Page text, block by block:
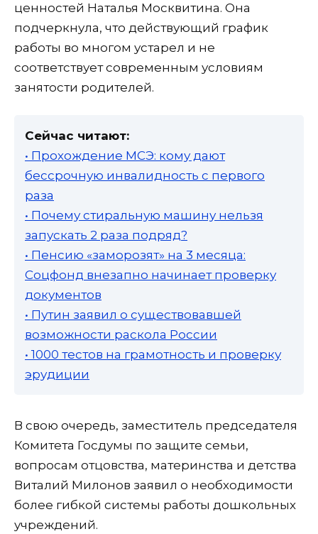
ценностей Наталья Москвитина. Она
подчеркнула, что действующий график
работы во многом устарел и не
соответствует современным условиям
занятости родителей.
Сейчас читают:
• Прохождение МСЭ: кому дают
бессрочную инвалидность с первого
раза
• Почему стиральную машину нельзя
запускать 2 раза подряд?
• Пенсию «заморозят» на 3 месяца:
Соцфонд внезапно начинает проверку
документов
• Путин заявил о существовавшей
возможности раскола России
• 1000 тестов на грамотность и проверку
эрудиции
В свою очередь, заместитель председателя
Комитета Госдумы по защите семьи,
вопросам отцовства, материнства и детства
Виталий Милонов заявил о необходимости
более гибкой системы работы дошкольных
учреждений.